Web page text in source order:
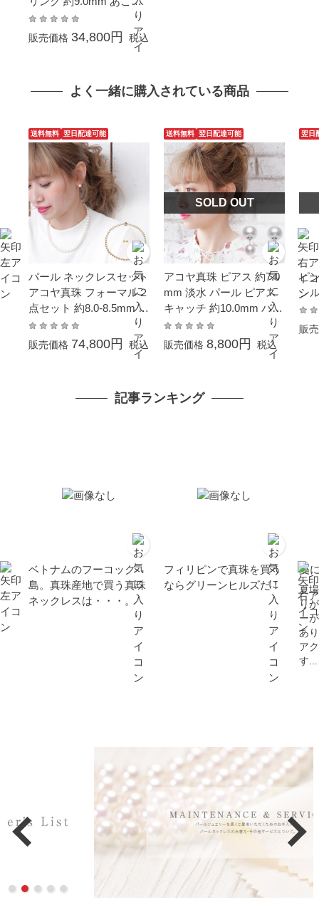
本真珠 シルバー SV 結婚
式 冠婚葬祭 葬儀 成人式
卒業 入園 入学式 母の日
販売価格 34,800円 税込
よく一緒に購入されている商品
送料無料 翌日配達可能
パール ネックレスセット
アコヤ真珠 フォーマル２
点セット 約8.0-8.5mm シ
ルバー SV 大珠 結婚式
冠婚葬祭 葬儀 成人式 卒
業 入園 入学式 母の日 プ
販売価格 74,800円 税込
送料無料 翌日配達可能
SOLD OUT
アコヤ真珠 ピアス 約7.0
mm 淡水 パール ピアス
キャッチ 約10.0mm バッ
クキャッチパール 結婚式
卒業式 入学式 母の日 冠
販売価格 8,800円 税込
翌日
ピ
シ
販
記事ランキング
ベトナムのフーコック
島。真珠産地で買う真珠
ネックレスは・・・。
フィリピンで真珠を買う
ならグリーンヒルズだ！
夏
夏
り
ー
あ
ア
す...